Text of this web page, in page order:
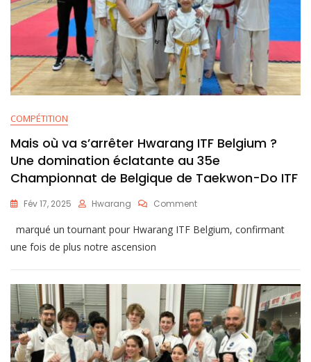
COMPÉTITION
Mais où va s’arrêter Hwarang ITF Belgium ?
Une domination éclatante au 35e
Championnat de Belgique de Taekwon-Do ITF
Fév 17, 2025 Hwarang Comment
marqué un tournant pour Hwarang ITF Belgium, confirmant
une fois de plus notre ascension